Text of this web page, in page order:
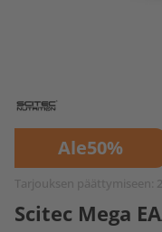
Ale50%
Tarjouksen päättymiseen:
Scitec Mega